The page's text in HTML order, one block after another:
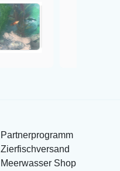
Partnerprogramm
Zierfischversand
Meerwasser Shop